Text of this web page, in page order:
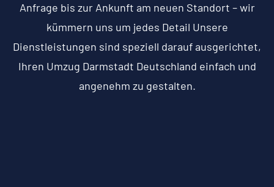
Anfrage bis zur Ankunft am neuen Standort – wir
kümmern uns um jedes Detail Unsere
Dienstleistungen sind speziell darauf ausgerichtet,
Ihren Umzug Darmstadt Deutschland einfach und
angenehm zu gestalten.